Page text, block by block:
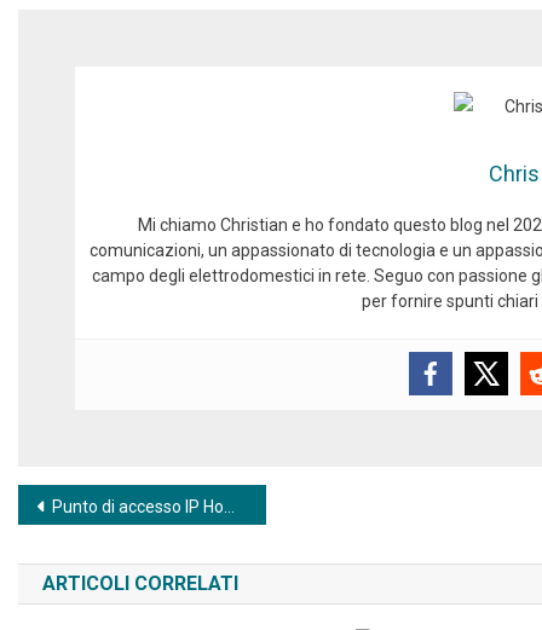
Chris
Mi chiamo Christian e ho fondato questo blog nel
comunicazioni, un appassionato di tecnologia e un
campo degli elettrodomestici in rete. Seguo con passione
per fornire spunti chiari
Navigazione articoli
Punto di accesso IP Homematic o Homematic Smart Home Central?
ARTICOLI CORRELATI